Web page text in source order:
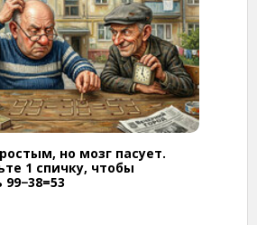
но мозг пасует.
1 спичку, чтобы